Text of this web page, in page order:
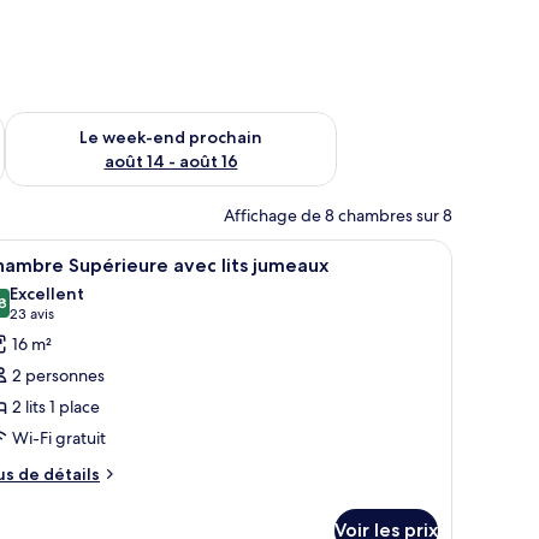
août 7 - août 9
Le week-end prochain
août 14 - août 16
Vérifier la disponibilité pour le week-end prochain août 14 -
Affichage de 8 chambres sur 8
un lustre.
boiseries, un bureau et une chaise.
:
Une chambre d’hôtel avec deux lits, une
5 Supérieure avec lits jumeaux
sur 10
Excellent
23 avis
(23 avis)
16 m²
2 personnes
2 lits 1 place
Wi-Fi gratuit
de détails
Voir les prix